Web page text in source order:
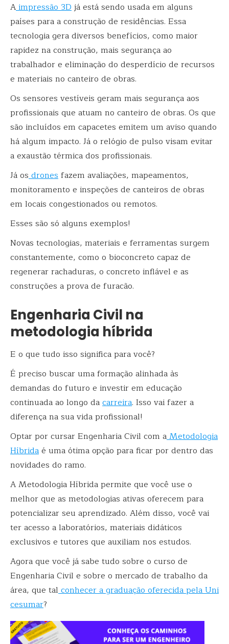
Aimpressão 3Djá está sendo usada em alguns
países para a construção de residências. Essa
tecnologia gera diversos benefícios, como maior
rapidez na construção, mais segurança ao
trabalhador e eliminação do desperdício de recursos
e materiais no canteiro de obras.
Os sensores vestíveis geram mais segurança aos
profissionais que atuam no canteiro de obras. Os que
são incluídos em capacetes emitem um aviso quando
há algum impacto. Já o relógio de pulso visam evitar
a exaustão térmica dos profissionais.
Já os dronesfazem avaliações, mapeamentos,
monitoramento e inspeções de canteiros de obras
em locais congestionados ou remotos.
Esses são só alguns exemplos!
Novas tecnologias, materiais e ferramentas surgem
constantemente, como o bioconcreto capaz de
regenerar rachaduras, o concreto inflável e as
construções a prova de furacão.
Engenharia Civil na
metodologia híbrida
E o que tudo isso significa para você?
É preciso buscar uma formação alinhada às
demandas do futuro e investir em educação
continuada ao longo dacarreira. Isso vai fazer a
diferença na sua vida profissional!
Optar por cursar Engenharia Civil com aMetodologia
Híbridaé uma ótima opção para ficar por dentro das
novidades do ramo.
A Metodologia Híbrida permite que você use o
melhor que as metodologias ativas oferecem para
potencializar seu aprendizado. Além disso, você vai
ter acesso a laboratórios, materiais didáticos
exclusivos e tutores que auxiliam nos estudos.
Agora que você já sabe tudo sobre o curso de
Engenharia Civil e sobre o mercado de trabalho da
área, que tal conhecer a graduação oferecida pela Uni
cesumar?